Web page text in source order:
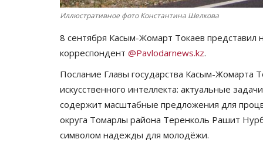
Иллюстративное фото Константина Шелкова
8 сентября Касым-Жомарт Токаев представил
корреспондент @Pavlodarnews.kz.
Послание Главы государства Касым-Жомарта
искусственного интеллекта: актуальные
содержит масштабные предложения для
округа Томарлы района Теренколь Рашит
символом надежды для молодёжи.